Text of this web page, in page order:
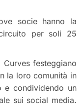
socie hanno la
per soli 25
Curves festeggiano
la loro comunità in
e condividendo un
sui social media.